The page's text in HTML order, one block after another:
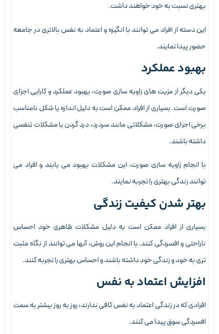
نسبت به خود خواهند داشت.
دسته از افراد می توانند با انگیزه و اعتماد به نفس بالاتری در جامعه
پیدا نمایند.
عملکرد
دیگر از مزیت های زاویه سازی صورت، بهبود عملکرد و کارایی اجزای
است. بسیاری از افراد ممکن است به دلیل اندازه یا شکل نامناسب
اجزای صورت، مشکلاتی مانند سردرد، درد گردن یا مشکلات تنفسی
باشند.
انجام زاویه سازی صورت، این مشکلات بهبود می یابند و افراد می
زندگی بهتری را تجربه نمایند.
شدن کیفیت زندگی
از افراد ممکن است به دلیل مشکلات ظاهری خود احساس
و افسردگی کنند. با انجام این روش، آنها می توانند از نگاه مثبت
به خود و زندگی خود داشته باشند و احساس بهتری را تجربه کنند.
اعتماد به نفس
که در زندگی اعتماد به نفس کافی ندارند، روز به روز بیشتر به سمت
سوق پیدا می کنند.